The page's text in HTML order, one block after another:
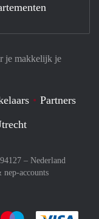
je makkelijk je
Partners
– Nederland
nep-accounts